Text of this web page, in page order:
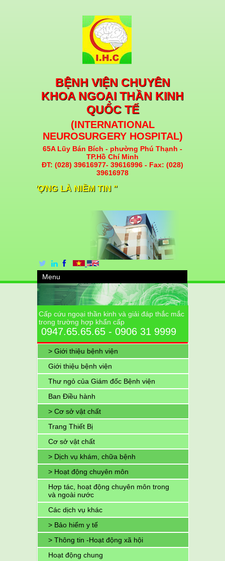
BỆNH VIỆN CHUYÊN
KHOA NGOẠI THẦN KINH
QUỐC TẾ
(INTERNATIONAL
NEUROSURGERY HOSPITAL)
65A Lũy Bán Bích - phường Phú Thạnh -
TP.Hồ Chí Minh
ĐT: (028) 39616977- 39616996 - Fax: (028)
39616978
LƯỢNG LÀ NIỀM TIN "
Menu
Cấp cứu ngoại thần kinh và giải đáp thắc mắc
trong trường hợp khẩn cấp
0947.65.65.65 - 0906 31 9999
> Giới thiệu bệnh viện
Giới thiệu bệnh viện
Thư ngỏ của Giám đốc Bệnh viện
Ban Điều hành
> Cơ sở vật chất
Trang Thiết Bị
Cơ sở vật chất
> Dịch vụ khám, chữa bệnh
> Hoạt động chuyên môn
Hợp tác, hoạt động chuyên môn trong
và ngoài nước
Các dịch vụ khác
> Bảo hiểm y tế
> Thông tin -Hoạt động xã hội
Hoạt động chung